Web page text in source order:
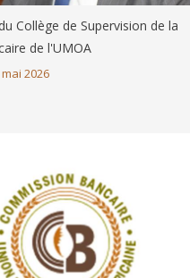
Collège de Supervision de la
de l'UMOA
mai 2026